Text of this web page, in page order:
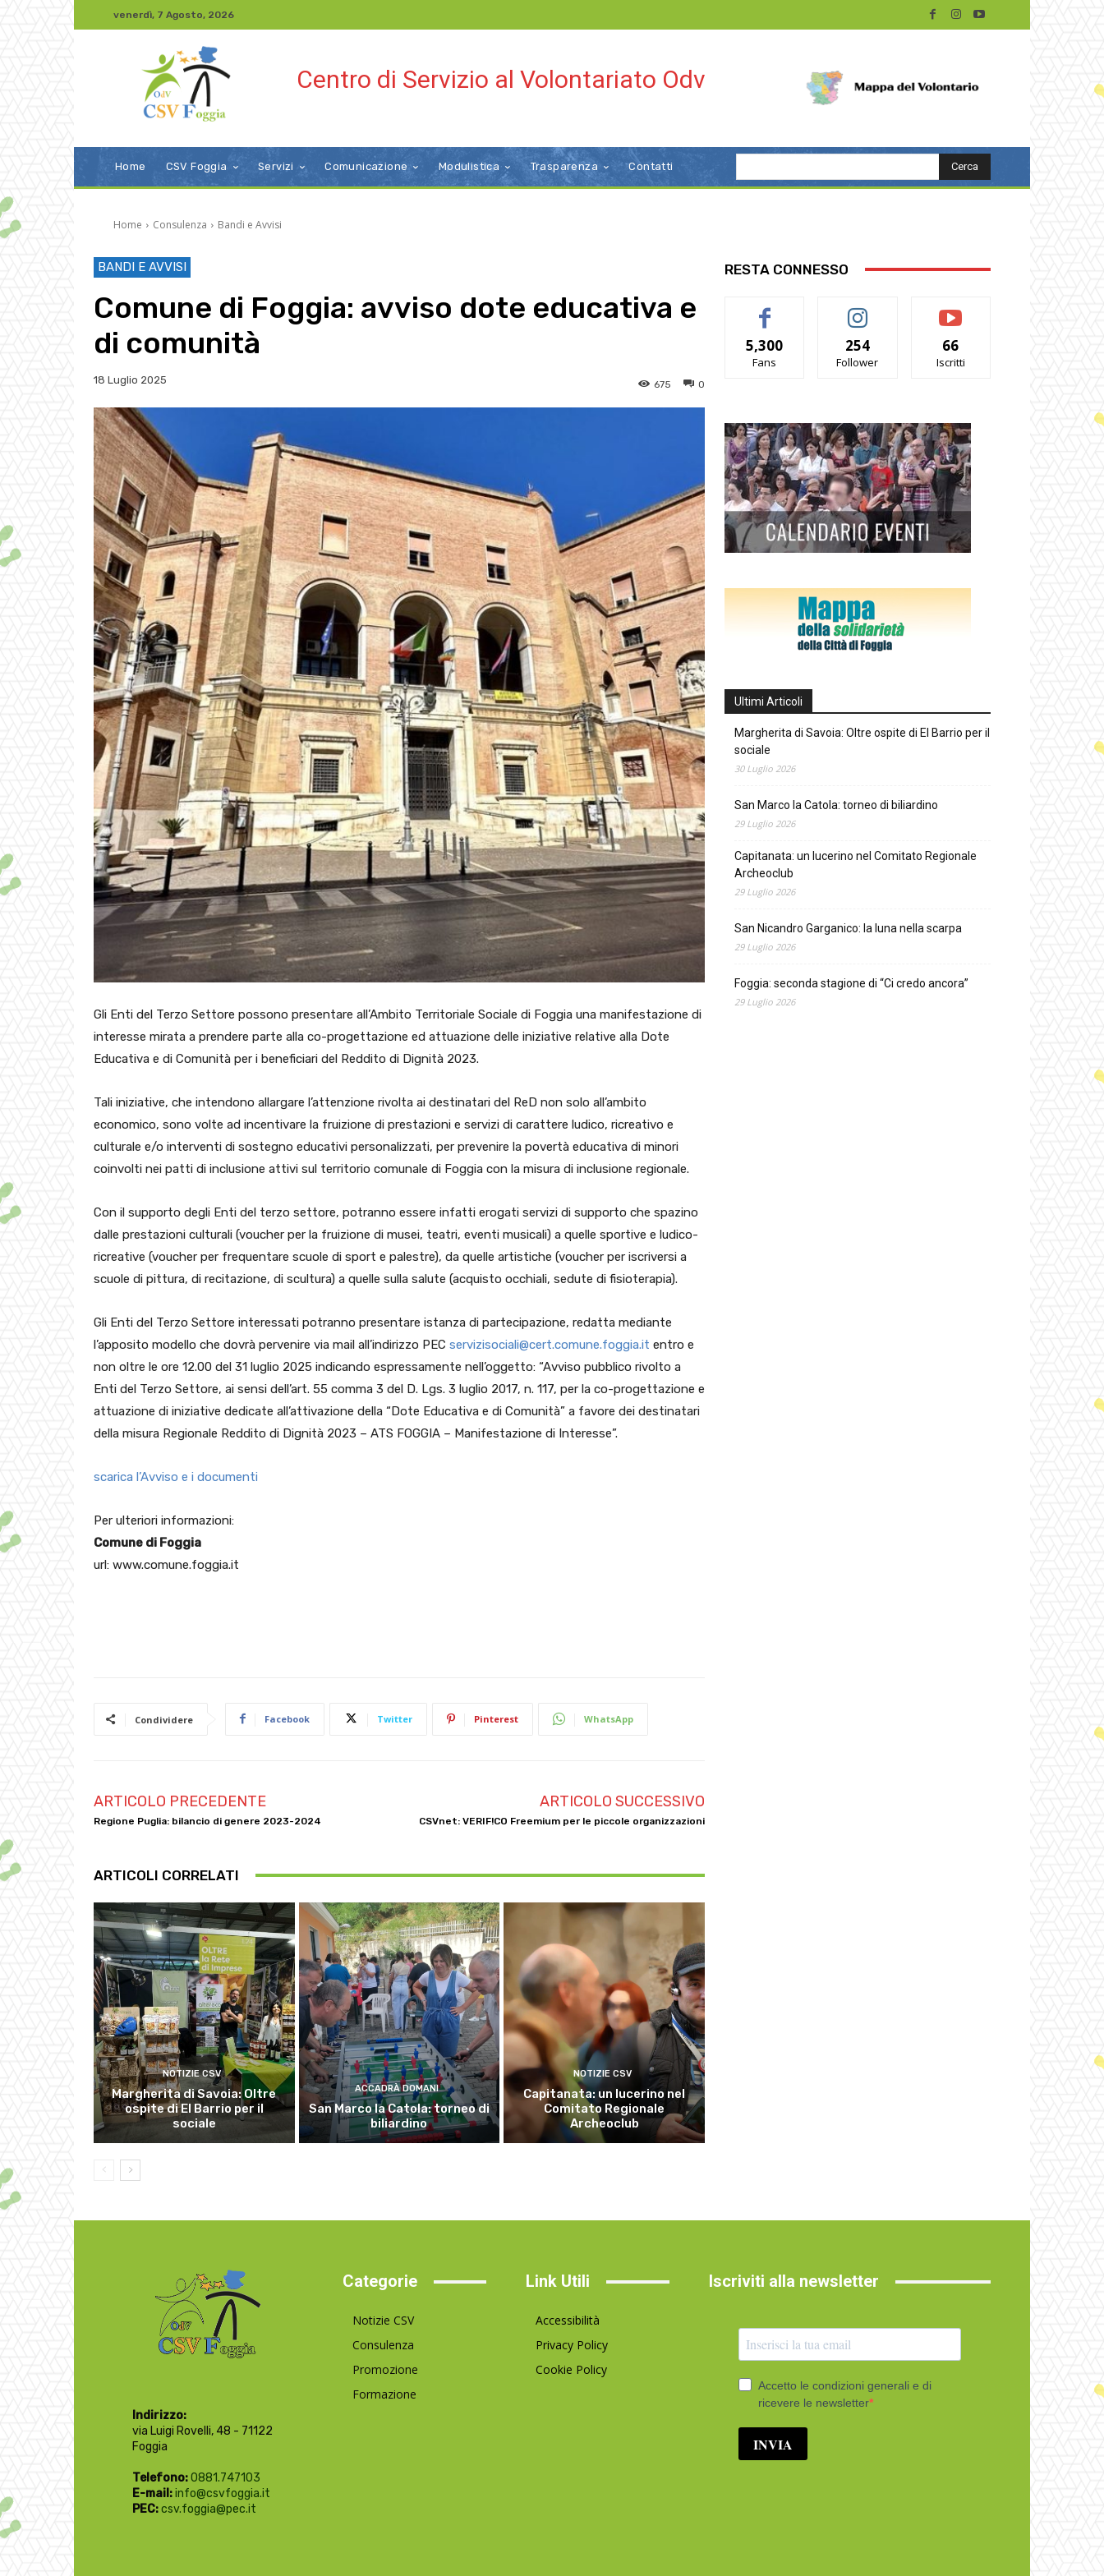
venerdì, 7 Agosto, 2026
Centro di Servizio al Volontariato Odv
Home CSV Foggia Servizi Comunicazione Modulistica Trasparenza Contatti Cerca
Home Consulenza Bandi e Avvisi
BANDI E AVVISI
Comune di Foggia: avviso dote educativa e
di comunità
18 Luglio 2025 0
675
Gli Enti del Terzo Settore possono presentare all’Ambito Territoriale Sociale di Foggia una manifestazione di
interesse mirata a prendere parte alla co-progettazione ed attuazione delle iniziative relative alla Dote
Educativa e di Comunità per i beneficiari del Reddito di Dignità 2023.
Tali iniziative, che intendono allargare l’attenzione rivolta ai destinatari del ReD non solo all’ambito
economico, sono volte ad incentivare la fruizione di prestazioni e servizi di carattere ludico, ricreativo e
culturale e/o interventi di sostegno educativi personalizzati, per prevenire la povertà educativa di minori
coinvolti nei patti di inclusione attivi sul territorio comunale di Foggia con la misura di inclusione regionale.
Con il supporto degli Enti del terzo settore, potranno essere infatti erogati servizi di supporto che spazino
dalle prestazioni culturali (voucher per la fruizione di musei, teatri, eventi musicali) a quelle sportive e ludico-
ricreative (voucher per frequentare scuole di sport e palestre), da quelle artistiche (voucher per iscriversi a
scuole di pittura, di recitazione, di scultura) a quelle sulla salute (acquisto occhiali, sedute di fisioterapia).
Gli Enti del Terzo Settore interessati potranno presentare istanza di partecipazione, redatta mediante
l’apposito modello che dovrà pervenire via mail all’indirizzo PEC servizisociali@cert.comune.foggia.it entro e
non oltre le ore 12.00 del 31 luglio 2025 indicando espressamente nell’oggetto: “Avviso pubblico rivolto a
Enti del Terzo Settore, ai sensi dell’art. 55 comma 3 del D. Lgs. 3 luglio 2017, n. 117, per la co-progettazione e
attuazione di iniziative dedicate all’attivazione della “Dote Educativa e di Comunità” a favore dei destinatari
della misura Regionale Reddito di Dignità 2023 – ATS FOGGIA – Manifestazione di Interesse”.
scarica l’Avviso e i documenti
Per ulteriori informazioni:
Comune di Foggia
url: www.comune.foggia.it
Condividere Facebook Twitter Pinterest WhatsApp
ARTICOLO PRECEDENTE
Regione Puglia: bilancio di genere 2023-2024
ARTICOLO SUCCESSIVO
CSVnet: VERIF!CO Freemium per le piccole organizzazioni
ARTICOLI CORRELATI
NOTIZIE CSV
Margherita di Savoia: Oltre
ospite di El Barrio per il
sociale
ACCADRÀ DOMANI
San Marco la Catola: torneo di
biliardino
NOTIZIE CSV
Capitanata: un lucerino nel
Comitato Regionale
Archeoclub
RESTA CONNESSO
5,300
Fans
254
Follower
66
Iscritti
Ultimi Articoli
Margherita di Savoia: Oltre ospite di El Barrio per il
sociale
30 Luglio 2026
San Marco la Catola: torneo di biliardino
29 Luglio 2026
Capitanata: un lucerino nel Comitato Regionale
Archeoclub
29 Luglio 2026
San Nicandro Garganico: la luna nella scarpa
29 Luglio 2026
Foggia: seconda stagione di “Ci credo ancora”
29 Luglio 2026
Indirizzo:
via Luigi Rovelli, 48 - 71122
Foggia
Telefono:0881.747103
E-mail:info@csvfoggia.it
PEC:csv.foggia@pec.it
Categorie
Notizie CSV
Consulenza
Promozione
Formazione
Link Utili
Accessibilità
Privacy Policy
Cookie Policy
Iscriviti alla newsletter